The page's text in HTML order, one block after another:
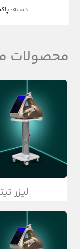
دسته:
محصولات
لیزر